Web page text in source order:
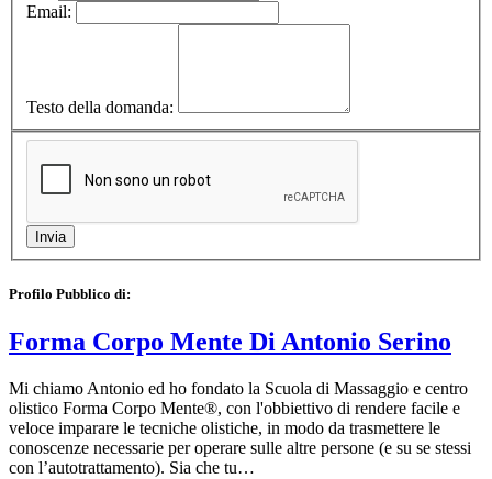
Email:
Testo della domanda:
Profilo Pubblico di:
Forma Corpo Mente Di Antonio Serino
Mi chiamo Antonio ed ho fondato la Scuola di Massaggio e centro
olistico Forma Corpo Mente®, con l'obbiettivo di rendere facile e
veloce imparare le tecniche olistiche, in modo da trasmettere le
conoscenze necessarie per operare sulle altre persone (e su se stessi
con l’autotrattamento). Sia che tu…